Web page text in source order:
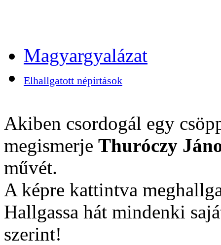
Magyargyalázat
Elhallgatott népírtások
Akiben csordogál egy
megismerje Thuróczy
művét.
A képre kattintva
Hallgassa hát mindenki
szerint!